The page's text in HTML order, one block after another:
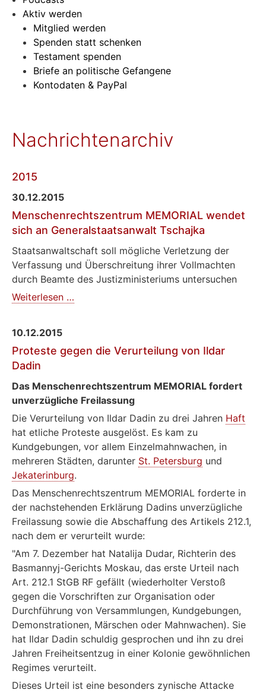
Aktiv werden
Mitglied werden
Spenden statt schenken
Testament spenden
Briefe an politische Gefangene
Kontodaten & PayPal
Nachrichtenarchiv
2015
30.12.2015
Menschenrechtszentrum MEMORIAL wendet
sich an Generalstaatsanwalt Tschajka
Staatsanwaltschaft soll mögliche Verletzung der
Verfassung und Überschreitung ihrer Vollmachten
durch Beamte des Justizministeriums untersuchen
Weiterlesen …
an
Tschajka
10.12.2015
Proteste gegen die Verurteilung von Ildar
Dadin
Das Menschenrechtszentrum MEMORIAL fordert
unverzügliche Freilassung
Die Verurteilung von Ildar Dadin zu drei Jahren Haft
hat etliche Proteste ausgelöst. Es kam zu
Kundgebungen, vor allem Einzelmahnwachen, in
mehreren Städten, darunter St. Petersburg und
Jekaterinburg.
Das Menschenrechtszentrum MEMORIAL forderte in
der nachstehenden Erklärung Dadins unverzügliche
Freilassung sowie die Abschaffung des Artikels 212.1,
nach dem er verurteilt wurde:
"Am 7. Dezember hat Natalija Dudar, Richterin des
Basmannyj-Gerichts Moskau, das erste Urteil nach
Art. 212.1 StGB RF gefällt (wiederholter Verstoß
gegen die Vorschriften zur Organisation oder
Durchführung von Versammlungen, Kundgebungen,
Demonstrationen, Märschen oder Mahnwachen). Sie
hat Ildar Dadin schuldig gesprochen und ihn zu drei
Jahren Freiheitsentzug in einer Kolonie gewöhnlichen
Regimes verurteilt.
Dieses Urteil ist eine besonders zynische Attacke